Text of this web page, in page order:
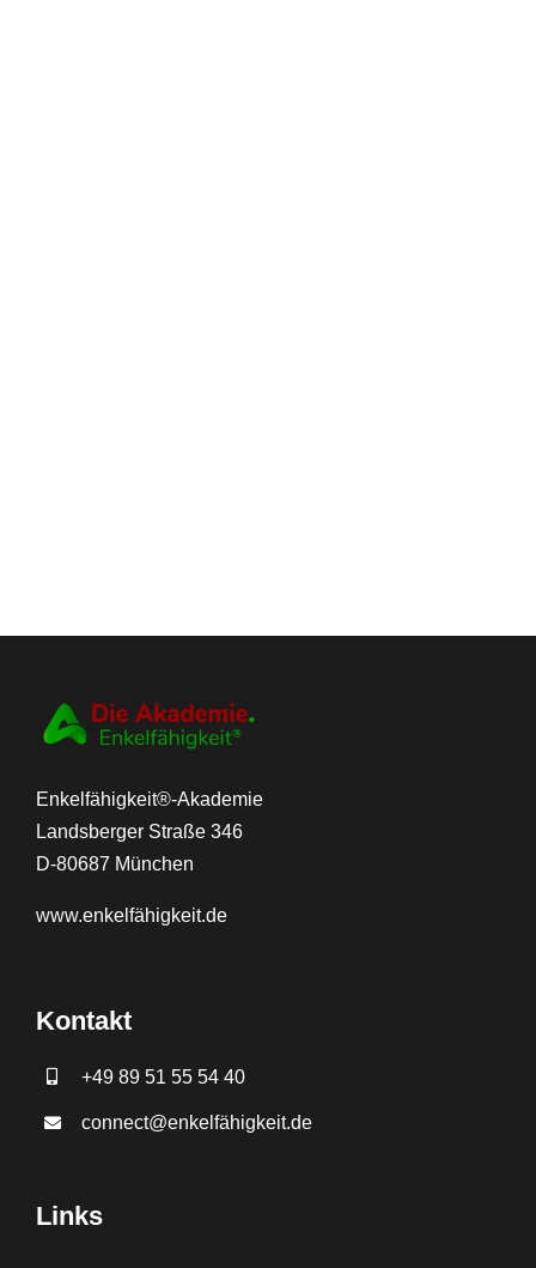
Enkelfähigkeit®-Akademie
Landsberger Straße 346
D-80687 München
www.enkelfähigkeit.de
Kontakt
+49 89 51 55 54 40
connect@enkelfähigkeit.de
Links